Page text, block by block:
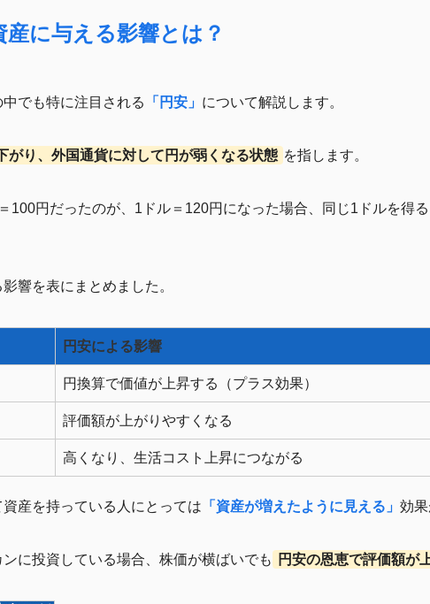
に与える影響とは？
でも特に注目される 「円安」 について解説します。
がり、外国通貨に対して円が弱くなる状態 を指します。
100円だったのが、1ドル＝120円になった場合、同じ1ドルを得
響を表にまとめました。
円安による影響
円換算で価値が上昇する（プラス効果）
評価額が上がりやすくなる
高くなり、生活コスト上昇につながる
産を持っている人にとっては 「資産が増えたように見える」 効
に投資している場合、株価が横ばいでも 円安の恩恵で評価額が